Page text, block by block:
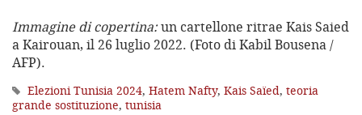
Immagine di copertina:un cartellone ritrae Kais Saied
a Kairouan, il 26 luglio 2022. (Foto di Kabil Bousena /
AFP).
Elezioni Tunisia 2024, Hatem Nafty, Kais Saïed, teoria
grande sostituzione, tunisia